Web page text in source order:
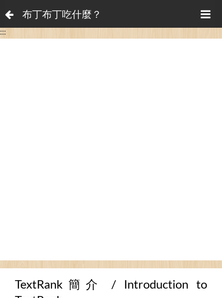
布丁布丁吃什麼？
:::
TextRank簡介 / Introduction to